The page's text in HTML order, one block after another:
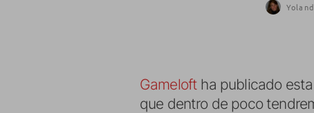
Gameloft ha publicado
que dentro de poco